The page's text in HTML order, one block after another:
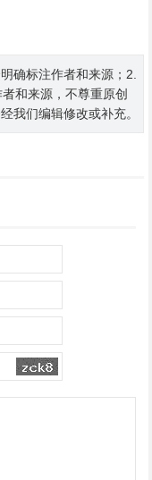
确标注作者和来源；2.
和来源，不尊重原创
我们编辑修改或补充。